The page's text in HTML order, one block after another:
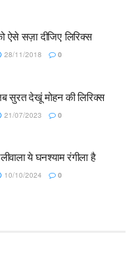
ऐसे सज़ा दीजिए लिरिक्स
28/11/2018 0
सुरत देखूं मोहन की लिरिक्स
21/07/2023 0
ये घनश्याम रंगीला है
10/10/2024 0